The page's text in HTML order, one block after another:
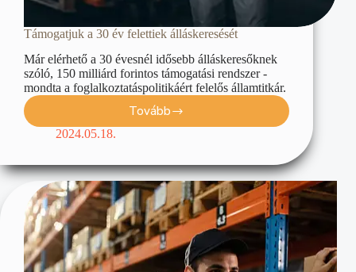
Támogatjuk a 30 év felettiek álláskeresését
Már elérhető a 30 évesnél idősebb álláskeresőknek
szóló, 150 milliárd forintos támogatási rendszer -
mondta a foglalkoztatáspolitikáért felelős államtitkár.
Tovább
2024.05.18.